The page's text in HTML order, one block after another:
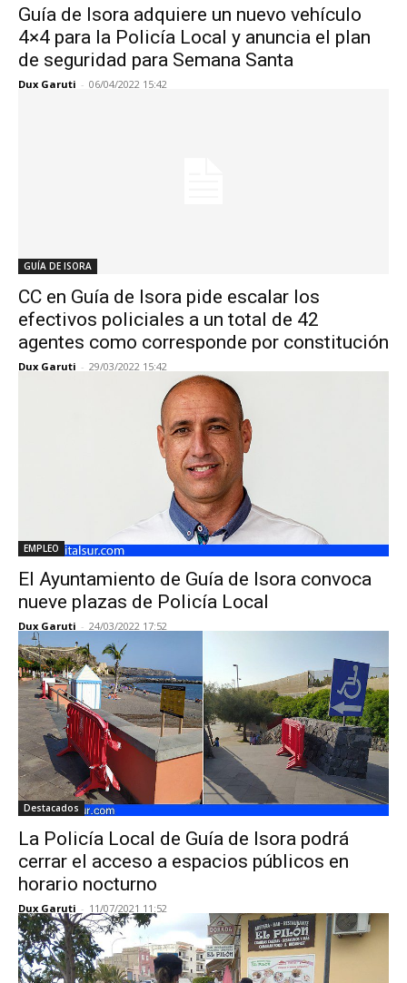
Guía de Isora adquiere un nuevo vehículo
4×4 para la Policía Local y anuncia el plan
de seguridad para Semana Santa
Dux Garuti - 06/04/2022 15:42
GUÍA DE ISORA
CC en Guía de Isora pide escalar los
efectivos policiales a un total de 42
agentes como corresponde por constitución
Dux Garuti - 29/03/2022 15:42
EMPLEO
El Ayuntamiento de Guía de Isora convoca
nueve plazas de Policía Local
Dux Garuti - 24/03/2022 17:52
Destacados
La Policía Local de Guía de Isora podrá
cerrar el acceso a espacios públicos en
horario nocturno
Dux Garuti - 11/07/2021 11:52